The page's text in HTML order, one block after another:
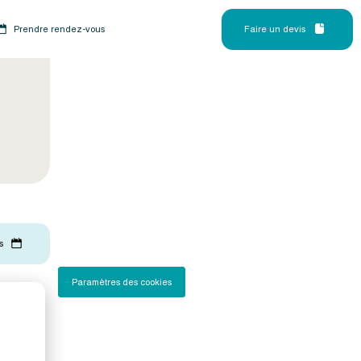
Prendre rendez-vous Faire un devis
Paramètres des cookies